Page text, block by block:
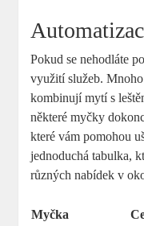
Pokud se nehodláte
využití služeb.
kombinují mytí s
některé myčky
které vám pomohou
jednoduchá tabulka,
různých nabídek v
Myčka